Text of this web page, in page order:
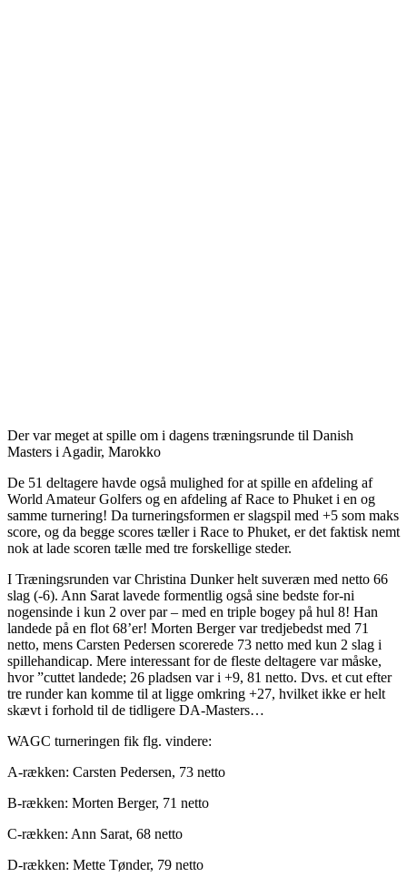
Der var meget at spille om i dagens træningsrunde til Danish
Masters i Agadir, Marokko
De 51 deltagere havde også mulighed for at spille en afdeling af
World Amateur Golfers og en afdeling af Race to Phuket i en og
samme turnering! Da turneringsformen er slagspil med +5 som maks
score, og da begge scores tæller i Race to Phuket, er det faktisk nemt
nok at lade scoren tælle med tre forskellige steder.
I Træningsrunden var Christina Dunker helt suveræn med netto 66
slag (-6). Ann Sarat lavede formentlig også sine bedste for-ni
nogensinde i kun 2 over par – med en triple bogey på hul 8! Han
landede på en flot 68’er! Morten Berger var tredjebedst med 71
netto, mens Carsten Pedersen scorerede 73 netto med kun 2 slag i
spillehandicap. Mere interessant for de fleste deltagere var måske,
hvor ”cuttet landede; 26 pladsen var i +9, 81 netto. Dvs. et cut efter
tre runder kan komme til at ligge omkring +27, hvilket ikke er helt
skævt i forhold til de tidligere DA-Masters…
WAGC turneringen fik flg. vindere:
A-rækken: Carsten Pedersen, 73 netto
B-rækken: Morten Berger, 71 netto
C-rækken: Ann Sarat, 68 netto
D-rækken: Mette Tønder, 79 netto